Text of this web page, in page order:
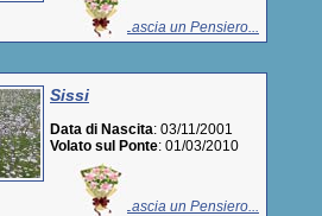
Lascia un Pensiero...
Sissi
Data di Nascita: 03/11/2001
Volato sul Ponte: 01/03/2010
Lascia un Pensiero...